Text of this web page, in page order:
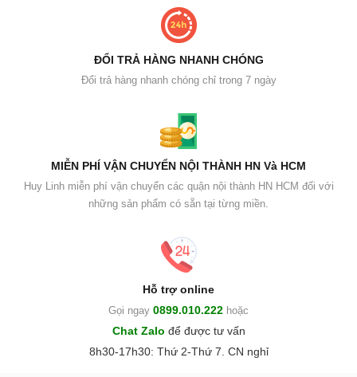
ĐỔI TRẢ HÀNG NHANH CHÓNG
Đổi trả hàng nhanh chóng chỉ trong 7 ngày
MIỄN PHÍ VẬN CHUYỂN NỘI THÀNH HN Và HCM
Huy Linh miễn phí vận chuyển các quận nội thành HN HCM đối với
những sản phẩm có sẵn tại từng miền.
Hỗ trợ online
Gọi ngay 0899.010.222 hoặc
Chat Zalo để được tư vấn
8h30-17h30: Thứ 2-Thứ 7. CN nghỉ